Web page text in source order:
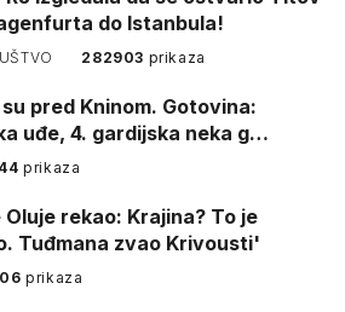
do Istanbula!
282903 prikaza
uđe, 4. gardijska neka g…
prikaza
rekao: Krajina? To je
Tuđmana zvao Krivousti'
prikaza